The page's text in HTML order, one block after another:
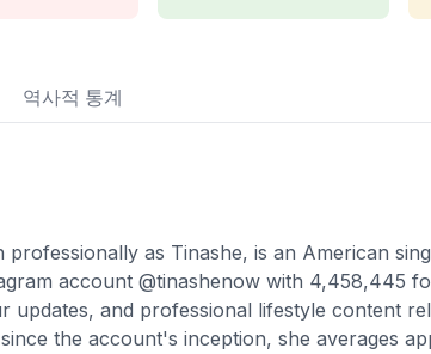
역사적 통계
as Tinashe, is an American
account @tinashenow with 4,458,445
and professional lifestyle content
the account's inception, she averages